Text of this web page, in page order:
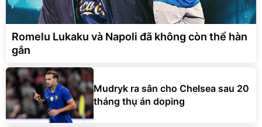
Romelu Lukaku và Napoli đã không còn thể hàn
gắn
Mudryk ra sân cho Chelsea sau 20
tháng thụ án doping